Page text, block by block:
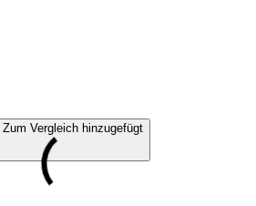
Zum Vergleich hinzugefügt